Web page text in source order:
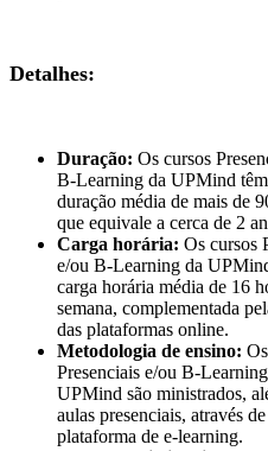
Detalhes:
Duração: Os cursos
B-Learning da UPMind
duração média de mais de
que equivale a cerca de 2
Carga horária: Os cursos
e/ou B-Learning da
carga horária média de 16
semana, complementada
das plataformas online.
Metodologia de ensino:
Presenciais e/ou B-
UPMind são ministrados,
aulas presenciais, através
plataforma de e-learning.